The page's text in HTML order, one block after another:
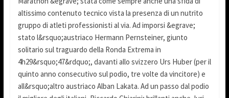
altissimo contenuto tecnico vista la presenza di un nutrito
gruppo di atleti professionisti al via. Ad imporsi &egrave;
stato l&rsquo;austriaco Hermann Pernsteiner, giunto
solitario sul traguardo della Ronda Extrema in
4h29&rsquo;47&rdquo;, davanti allo svizzero Urs Huber (per il
quinto anno consecutivo sul podio, tre volte da vincitore) e
all&rsquo;altro austriaco Alban Lakata. Ad un passo dal podio